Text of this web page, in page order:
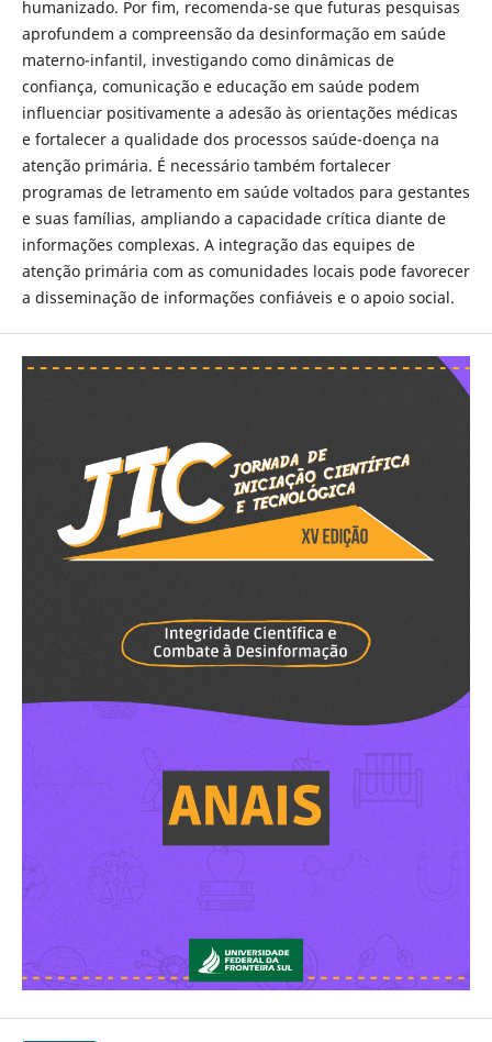
humanizado. Por fim, recomenda-se que futuras pesquisas
aprofundem a compreensão da desinformação em saúde
materno-infantil, investigando como dinâmicas de
confiança, comunicação e educação em saúde podem
influenciar positivamente a adesão às orientações médicas
e fortalecer a qualidade dos processos saúde-doença na
atenção primária. É necessário também fortalecer
programas de letramento em saúde voltados para gestantes
e suas famílias, ampliando a capacidade crítica diante de
informações complexas. A integração das equipes de
atenção primária com as comunidades locais pode favorecer
a disseminação de informações confiáveis e o apoio social.